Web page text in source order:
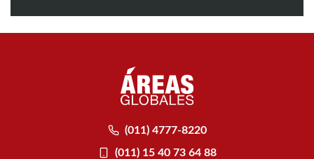
(011) 4777-8220
(011) 15 40 73 64 88